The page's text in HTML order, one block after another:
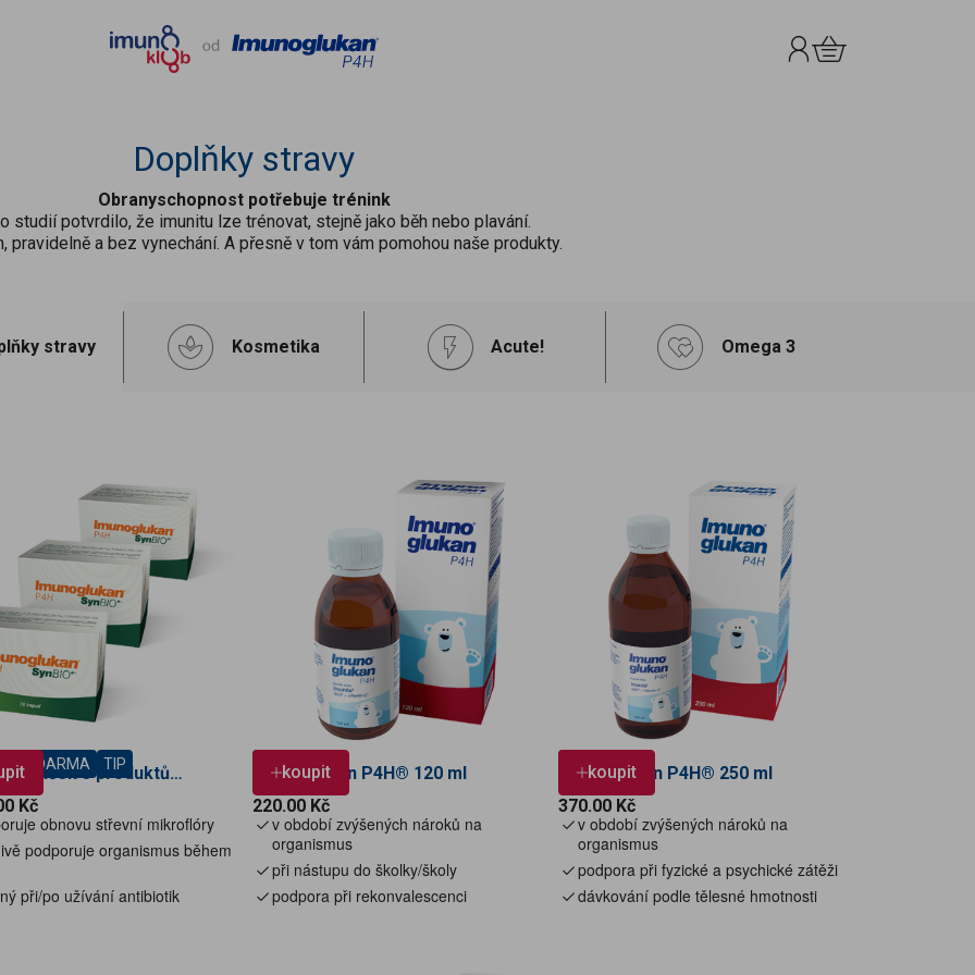
Přihlášení
Košík
Doplňky stravy
Obranyschopnost potřebuje trénink
studií potvrdilo, že imunitu lze trénovat, stejně jako běh nebo plavání.
pravidelně a bez vynechání. A přesně v tom vám pomohou naše produkty.
stravy Kosmetika Acute! Omega 3
ZDARMA TIP
balíček 3 produktů
P4H® SynBIOD+ 70
Kč
obnovu střevní mikroflóry
podporuje organismus během
při/po užívání antibiotik
PRO DĚTI
koupit
Imunoglukan P4H® 120 ml
Cena
220.00 Kč
v období zvýšených nároků na
organismus
při nástupu do školky/školy
podpora při rekonvalescenci
PRO DĚTI
koupit
Imunoglukan P4H® 250 ml
Cena
370.00 Kč
v období zvýšených nároků na
organismus
podpora při fyzické a psychické zátěži
dávkování podle tělesné hmotnosti